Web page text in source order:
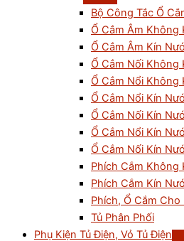
Bộ Công Tắc Ổ
Ổ Cắm Âm Không
Ổ Cắm Âm Kín
Ổ Cắm Nối Không
Ổ Cắm Nổi Không
Ổ Cắm Nổi Kín
Ổ Cắm Nối Kín
Ổ Cắm Nổi Kín
Ổ Cắm Nối Kín
Phích Cắm Không
Phích Cắm Kín
Phích, Ổ Cắm
Tủ Phân Phối
Phụ Kiện Tủ Điện, Vỏ Tủ Điện